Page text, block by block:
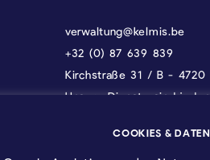
verwaltung@kelmis.be
+32 (0) 87 639 839
Kirchstraße 31 / B - 4720
Unsere Dienste sind
COOKIES &